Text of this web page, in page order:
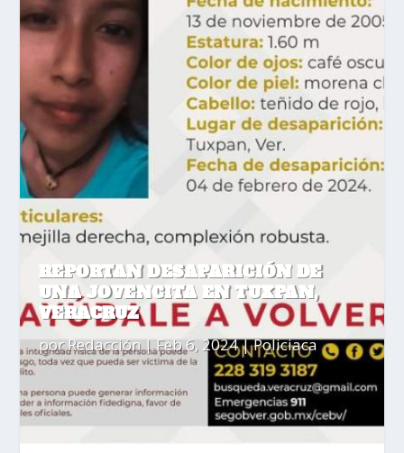
REPORTAN DESAPARICIÓN DE
UNA JOVENCITA EN TUXPAN,
VERACRUZ
porRedacción|Feb 6, 2024|Policiaca